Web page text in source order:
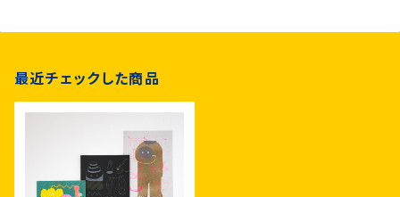
最近チェックした商品